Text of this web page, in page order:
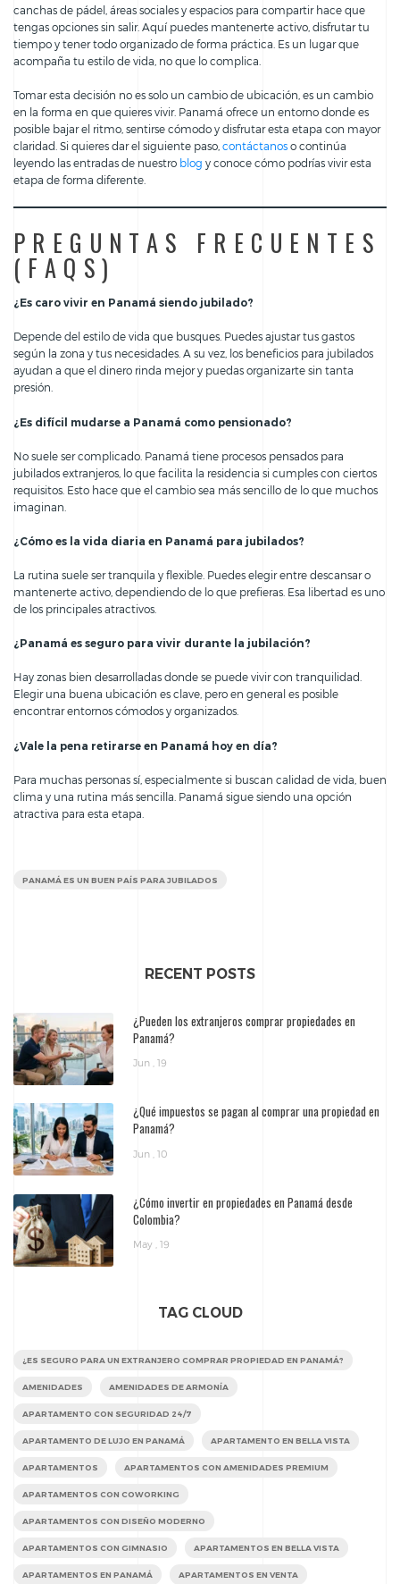
canchas de pádel, áreas sociales y espacios para compartir hace que
tengas opciones sin salir. Aquí puedes mantenerte activo, disfrutar tu
tiempo y tener todo organizado de forma práctica. Es un lugar que
acompaña tu estilo de vida, no que lo complica.
Tomar esta decisión no es solo un cambio de ubicación, es un cambio
en la forma en que quieres vivir. Panamá ofrece un entorno donde es
posible bajar el ritmo, sentirse cómodo y disfrutar esta etapa con mayor
claridad. Si quieres dar el siguiente paso, contáctanos o continúa
leyendo las entradas de nuestro blog y conoce cómo podrías vivir esta
etapa de forma diferente.
PREGUNTAS FRECUENTES
(FAQS)
¿Es caro vivir en Panamá siendo jubilado?
Depende del estilo de vida que busques. Puedes ajustar tus gastos
según la zona y tus necesidades. A su vez, los beneficios para jubilados
ayudan a que el dinero rinda mejor y puedas organizarte sin tanta
presión.
¿Es difícil mudarse a Panamá como pensionado?
No suele ser complicado. Panamá tiene procesos pensados para
jubilados extranjeros, lo que facilita la residencia si cumples con ciertos
requisitos. Esto hace que el cambio sea más sencillo de lo que muchos
imaginan.
¿Cómo es la vida diaria en Panamá para jubilados?
La rutina suele ser tranquila y flexible. Puedes elegir entre descansar o
mantenerte activo, dependiendo de lo que prefieras. Esa libertad es uno
de los principales atractivos.
¿Panamá es seguro para vivir durante la jubilación?
Hay zonas bien desarrolladas donde se puede vivir con tranquilidad.
Elegir una buena ubicación es clave, pero en general es posible
encontrar entornos cómodos y organizados.
¿Vale la pena retirarse en Panamá hoy en día?
Para muchas personas sí, especialmente si buscan calidad de vida, buen
clima y una rutina más sencilla. Panamá sigue siendo una opción
atractiva para esta etapa.
PANAMÁ ES UN BUEN PAÍS PARA JUBILADOS
RECENT POSTS
¿Pueden los extranjeros comprar propiedades en
Panamá?
Jun , 19
¿Qué impuestos se pagan al comprar una propiedad en
Panamá?
Jun , 10
¿Cómo invertir en propiedades en Panamá desde
Colombia?
May , 19
TAG CLOUD
¿ES SEGURO PARA UN EXTRANJERO COMPRAR PROPIEDAD EN PANAMÁ?
AMENIDADES AMENIDADES DE ARMONÍA
APARTAMENTO CON SEGURIDAD 24/7
APARTAMENTO DE LUJO EN PANAMÁ APARTAMENTO EN BELLA VISTA
APARTAMENTOS APARTAMENTOS CON AMENIDADES PREMIUM
APARTAMENTOS CON COWORKING
APARTAMENTOS CON DISEÑO MODERNO
APARTAMENTOS CON GIMNASIO APARTAMENTOS EN BELLA VISTA
APARTAMENTOS EN PANAMÁ APARTAMENTOS EN VENTA